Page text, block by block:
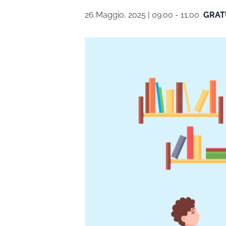
26 Maggio, 2025 | 09:00 - 11:00